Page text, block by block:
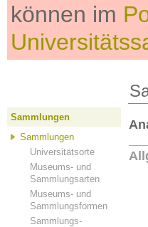
können im
Sammlungen
Sammlungen
Universitätsorte
Museums- und
Sammlungsarten
Museums- und
Sammlungsformen
Sammlungs-